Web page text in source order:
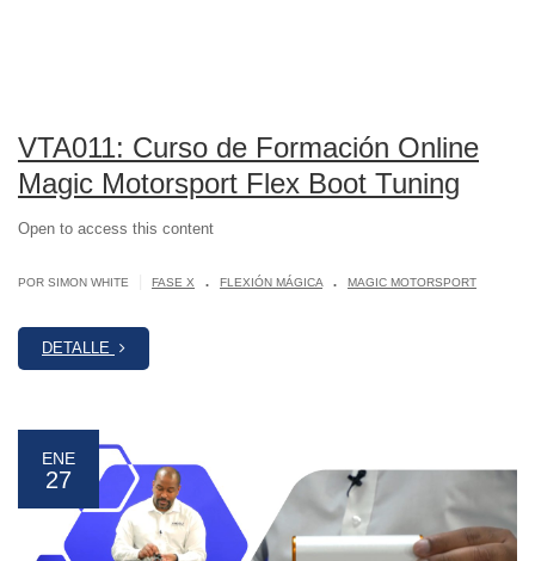
VTA011: Curso de Formación Online
Magic Motorsport Flex Boot Tuning
Open to access this content
POR SIMON WHITE FASE X . FLEXIÓN MÁGICA . MAGIC MOTORSPORT
DETALLE
ENE
27